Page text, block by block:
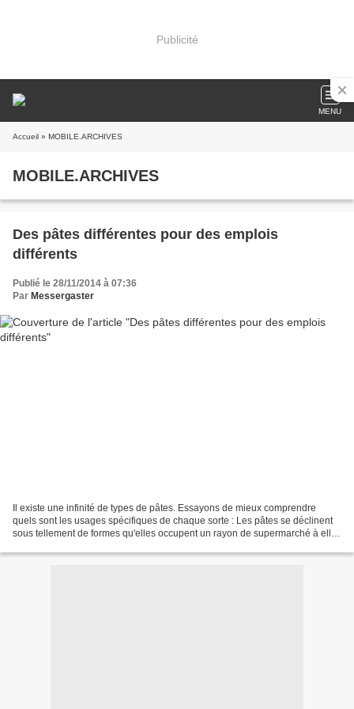
Publicité
MENU
Accueil » MOBILE.ARCHIVES
MOBILE.ARCHIVES
Des pâtes différentes pour des emplois
différents
Publié le 28/11/2014 à 07:36
Par Messergaster
Il existe une infinité de types de pâtes. Essayons de mieux comprendre
quels sont les usages spécifiques de chaque sorte : Les pâtes se déclinent
sous tellement de formes qu'elles occupent un rayon de supermarché à elles